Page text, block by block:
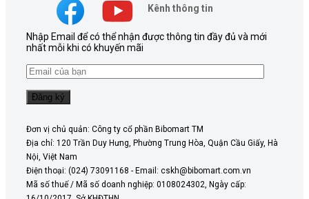
Kênh thông tin
Nhập Email để có thể nhận được thông tin đầy đủ và mới
nhất mỗi khi có khuyến mãi
Đơn vị chủ quản: Công ty cổ phần Bibomart TM
Địa chỉ: 120 Trần Duy Hưng, Phường Trung Hòa, Quận Cầu Giấy, Hà
Nội, Việt Nam
Điện thoại: (024) 73091168 - Email: cskh@bibomart.com.vn
Mã số thuế / Mã số doanh nghiệp: 0108024302, Ngày cấp: